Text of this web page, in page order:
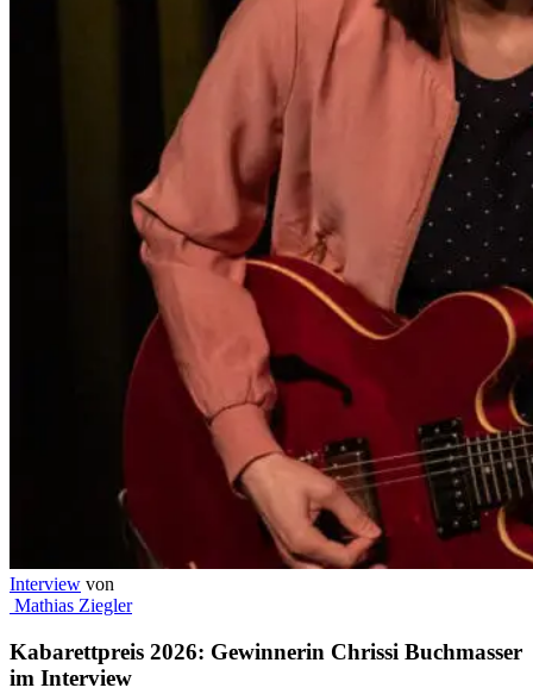
Interview von
Mathias Ziegler
Kabarettpreis 2026: Gewinnerin Chrissi Buchmasser
im Interview